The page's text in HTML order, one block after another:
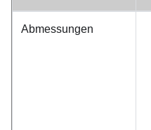
Abmessungen